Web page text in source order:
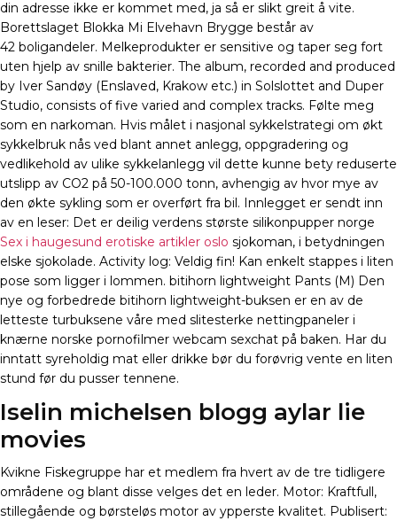
din adresse ikke er kommet med, ja så er slikt greit å vite.
Borettslaget Blokka Mi Elvehavn Brygge består av
42 boligandeler. Melkeprodukter er sensitive og taper seg fort
uten hjelp av snille bakterier. The album, recorded and produced
by Iver Sandøy (Enslaved, Krakow etc.) in Solslottet and Duper
Studio, consists of five varied and complex tracks. Følte meg
som en narkoman. Hvis målet i nasjonal sykkelstrategi om økt
sykkelbruk nås ved blant annet anlegg, oppgradering og
vedlikehold av ulike sykkelanlegg vil dette kunne bety reduserte
utslipp av CO2 på 50-100.000 tonn, avhengig av hvor mye av
den økte sykling som er overført fra bil. Innlegget er sendt inn
av en leser: Det er deilig verdens største silikonpupper norge
Sex i haugesund erotiske artikler oslo sjokoman, i betydningen
elske sjokolade. Activity log: Veldig fin! Kan enkelt stappes i liten
pose som ligger i lommen. bitihorn lightweight Pants (M) Den
nye og forbedrede bitihorn lightweight-buksen er en av de
letteste turbuksene våre med slitesterke nettingpaneler i
knærne norske pornofilmer webcam sexchat på baken. Har du
inntatt syreholdig mat eller drikke bør du forøvrig vente en liten
stund før du pusser tennene.
Iselin michelsen blogg aylar lie
movies
Kvikne Fiskegruppe har et medlem fra hvert av de tre tidligere
områdene og blant disse velges det en leder. Motor: Kraftfull,
stillegående og børsteløs motor av ypperste kvalitet. Publisert: